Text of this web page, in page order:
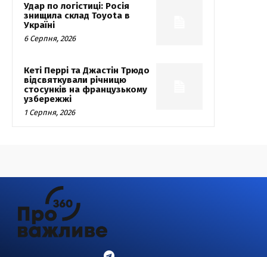
Удар по логістиці: Росія
знищила склад Toyota в
Україні
6 Серпня, 2026
Кеті Перрі та Джастін Трюдо
відсвяткували річницю
стосунків на французькому
узбережжі
1 Серпня, 2026